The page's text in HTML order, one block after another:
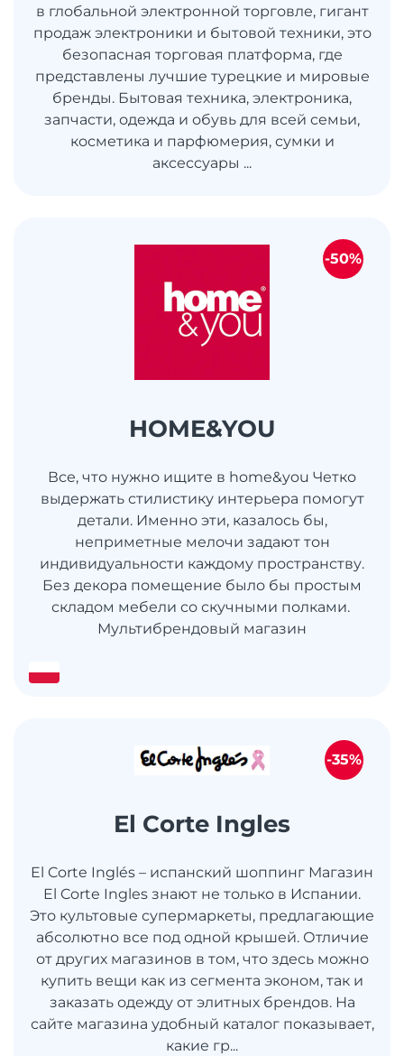
в глобальной электронной торговле, гигант
продаж электроники и бытовой техники, это
безопасная торговая платформа, где
представлены лучшие турецкие и мировые
бренды. Бытовая техника, электроника,
запчасти, одежда и обувь для всей семьи,
косметика и парфюмерия, сумки и
аксессуары ...
HOME&YOU
Все, что нужно ищите в home&you Четко
выдержать стилистику интерьера помогут
детали. Именно эти, казалось бы,
неприметные мелочи задают тон
индивидуальности каждому пространству.
Без декора помещение было бы простым
складом мебели со скучными полками.
Мультибрендовый магазин
-50%
El Corte Ingles
El Corte Inglés – испанский шоппинг Магазин
El Corte Ingles знают не только в Испании.
Это культовые супермаркеты, предлагающие
абсолютно все под одной крышей. Отличие
от других магазинов в том, что здесь можно
купить вещи как из сегмента эконом, так и
заказать одежду от элитных брендов. На
сайте магазина удобный каталог показывает,
какие гр...
-35%